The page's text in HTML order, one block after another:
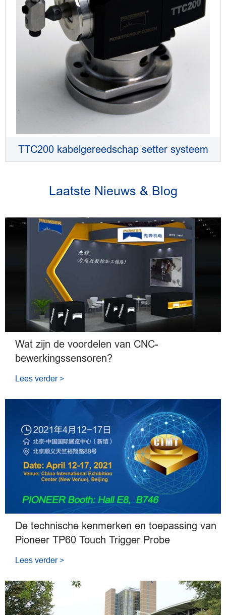
TTC200 kabelgereedschap setter systeem
Laatste Nieuws & Blog
Wat zijn de voordelen van CNC-
bewerkingssensoren?
Lees verder >
De technische kenmerken en toepassing van
Pioneer TP60 Touch Trigger Probe
Lees verder >